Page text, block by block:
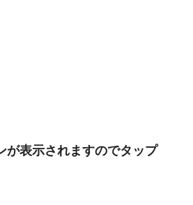
が表示されますのでタップ